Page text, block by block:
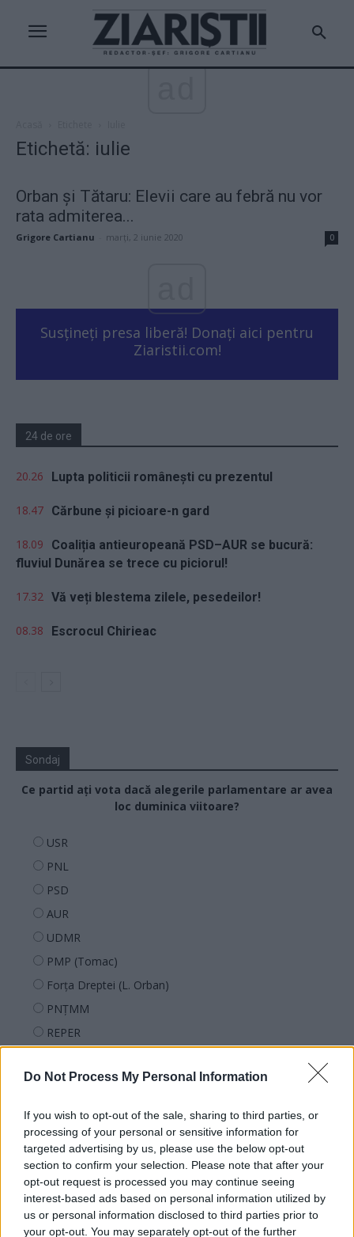
Do Not Process My Personal Information
If you wish to opt-out of the sale, sharing to third parties, or
processing of your personal or sensitive information for
targeted advertising by us, please use the below opt-out
section to confirm your selection. Please note that after your
opt-out request is processed you may continue seeing
interest-based ads based on personal information utilized by
us or personal information disclosed to third parties prior to
your opt-out. You may separately opt-out of the further
Etichetă: iulie
Orban și Tătaru: Elevii care au febră nu vor
rata admiterea...
Grigore Cartianu marți, 2 iunie 2020 0
Susțineți presa liberă! Donați aici pentru
Ziaristii.com!
24 de ore
20.26 Lupta politicii românești cu prezentul
18.47 Cărbune și picioare-n gard
18.09
Coaliția antieuropeană PSD–AUR se bucură:
fluviul Dunărea se trece cu piciorul!
17.32 Vă veți blestema zilele, pesedeilor!
08.38 Escrocul Chirieac
Sondaj
Ce partid ați vota dacă alegerile parlamentare ar avea
loc duminica viitoare?
USR
PNL
PSD
AUR
UDMR
PMP (Tomac)
Forța Dreptei (L. Orban)
PNȚMM
REPER
SOS (Șoșoacă)
PACE (Peia)
Acțiunea Conservatoare (Târziu)
PDF (Lazarus)
PUSL (D. Voiculescu)
PNȚCD (Pavelescu)